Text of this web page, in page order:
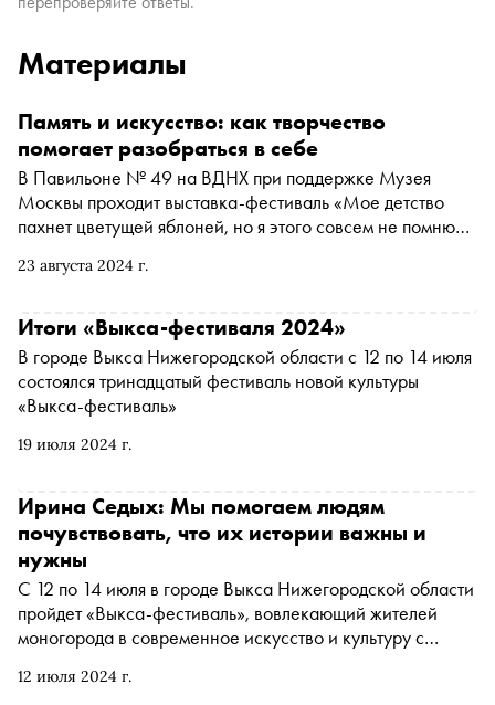
Материалы
23 августа 2024 г.
Память и искусство: как творчество
помогает разобраться в себе
В Павильоне № 49 на ВДНХ при поддержке Музея
Москвы проходит выставка-фестиваль «Мое детство
пахнет цветущей яблоней, но я этого совсем не помню»
девяти месяцев ребята создают творческие работы,
году ее главная тема — память. О том, насколько важны
воспоминания и рефлексия для подростков и как это
отражается в их творчестве, рассказали психотерапевт
Оксана Иоаннисянц, куратор Никита Спиридонов и
ученица «Каскада» Ксения Ильина
19 июля 2024 г.
Итоги «Выкса-фестиваля 2024»
В городе Выкса Нижегородской области с 12 по 14 июля
состоялся тринадцатый фестиваль новой культуры
«Выкса-фестиваль»
12 июля 2024 г.
Ирина Седых: Мы помогаем людям
почувствовать, что их истории важны и
нужны
С 12 по 14 июля в городе Выкса Нижегородской области
пройдет «Выкса-фестиваль», вовлекающий жителей
моногорода в современное искусство и культуру с
деятелями. Благодаря событию, объединяющему весь